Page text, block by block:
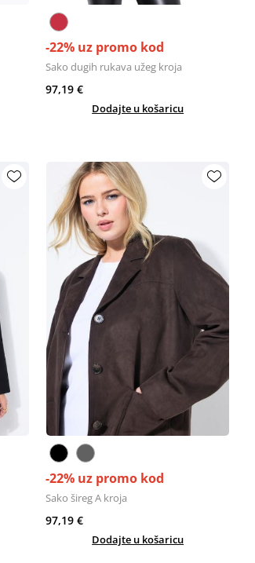
-22% uz promo kod
Sako dugih rukava užeg kroja
97,19 €
Dodajte u košaricu
-22% uz promo kod
Sako šireg A kroja
97,19 €
Dodajte u košaricu